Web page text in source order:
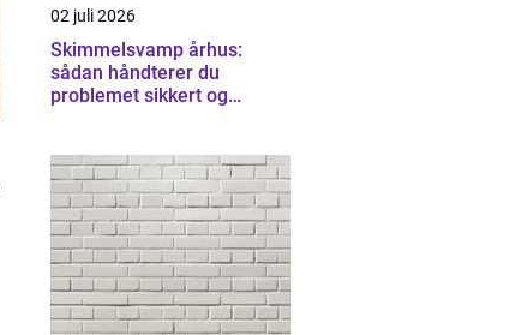
02 juli 2026
Skimmelsvamp århus:
sådan håndterer du
problemet sikkert og